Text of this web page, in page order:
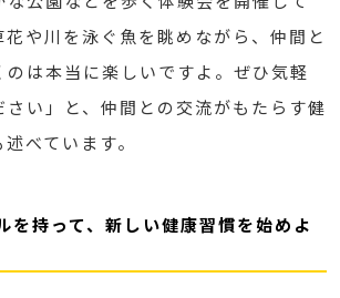
花や川を泳ぐ魚を眺めながら、仲間と
のは本当に楽しいですよ。ぜひ気軽
さい」と、仲間との交流がもたらす健
べています。
を持って、新しい健康習慣を始めよ